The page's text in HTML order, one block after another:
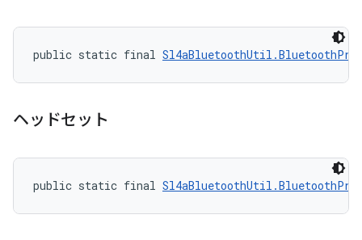
public static final
ヘッドセット
public static final